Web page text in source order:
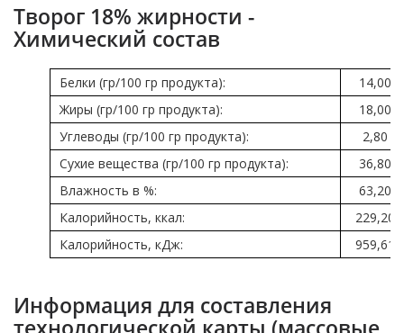
Творог 18% жирности -
Химический состав
Белки (гр/100 гр продукта):
14,00
Жиры (гр/100 гр продукта):
18,00
Углеводы (гр/100 гр продукта):
2,80
Сухие вещества (гр/100 гр продукта):
36,80
Влажность в %:
63,20
Калорийность, ккал:
229,20
Калорийность, кДж:
959,61
Информация для составления